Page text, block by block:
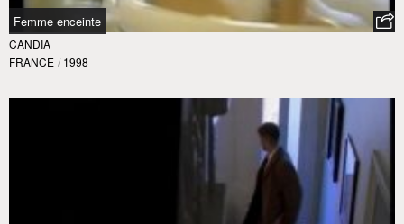
Femme enceinte
CANDIA
FRANCE / 1998